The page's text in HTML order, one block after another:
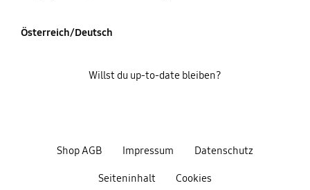
Österreich/Deutsch
Shop AGB Impressum Datenschutz
Seiteninhalt Cookies
Willst du up-to-date bleiben?